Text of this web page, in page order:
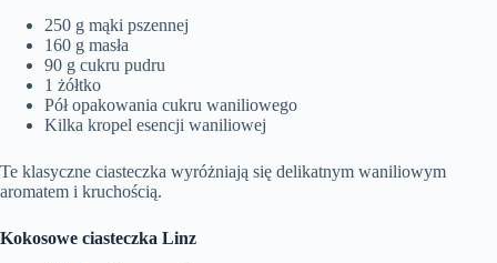
250 g mąki pszennej
160 g masła
90 g cukru pudru
1 żółtko
Pół opakowania cukru waniliowego
Kilka kropel esencji waniliowej
Te klasyczne ciasteczka wyróżniają się delikatnym waniliowym
aromatem i kruchością.
Kokosowe ciasteczka Linz